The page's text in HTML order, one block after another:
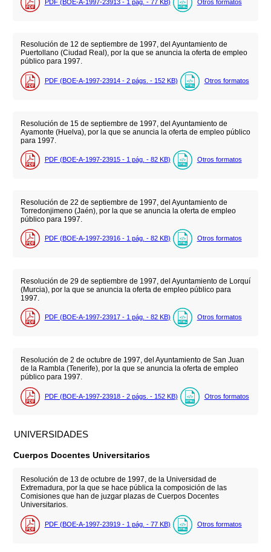
PDF (BOE-A-1997-23913 - 1 pág. - 77 KB) Otros formatos
Resolución de 12 de septiembre de 1997, del Ayuntamiento de
Puertollano (Ciudad Real), por la que se anuncia la oferta de empleo
público para 1997.
PDF (BOE-A-1997-23914 - 2 págs. - 152 KB) Otros formatos
Resolución de 15 de septiembre de 1997, del Ayuntamiento de
Ayamonte (Huelva), por la que se anuncia la oferta de empleo público
para 1997.
PDF (BOE-A-1997-23915 - 1 pág. - 82 KB) Otros formatos
Resolución de 22 de septiembre de 1997, del Ayuntamiento de
Torredonjimeno (Jaén), por la que se anuncia la oferta de empleo
público para 1997.
PDF (BOE-A-1997-23916 - 1 pág. - 82 KB) Otros formatos
Resolución de 29 de septiembre de 1997, del Ayuntamiento de Lorquí
(Murcia), por la que se anuncia la oferta de empleo público para
1997.
PDF (BOE-A-1997-23917 - 1 pág. - 82 KB) Otros formatos
Resolución de 2 de octubre de 1997, del Ayuntamiento de San Juan
de la Rambla (Tenerife), por la que se anuncia la oferta de empleo
público para 1997.
PDF (BOE-A-1997-23918 - 2 págs. - 152 KB) Otros formatos
UNIVERSIDADES
Cuerpos Docentes Universitarios
Resolución de 13 de octubre de 1997, de la Universidad de
Extremadura, por la que se hace pública la composición de las
Comisiones que han de juzgar plazas de Cuerpos Docentes
Universitarios.
PDF (BOE-A-1997-23919 - 1 pág. - 77 KB) Otros formatos